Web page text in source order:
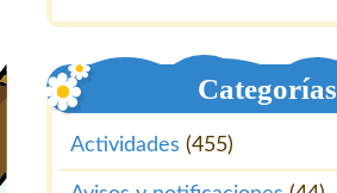
Categorías
Actividades (455)